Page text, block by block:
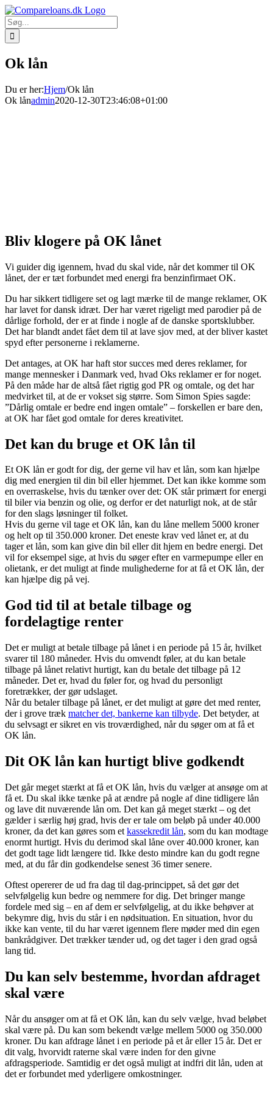
Skip
to
content
Søg
efter:
Ok lån
Du er her:Hjem/Ok lån
Ok lånadmin2020-12-30T23:46:08+01:00
Bliv klogere på OK lånet
Vi guider dig igennem, hvad du skal vide, når det kommer til OK
lånet, der er tæt forbundet med energi fra benzinfirmaet OK.
Du har sikkert tidligere set og lagt mærke til de mange reklamer, OK
har lavet for dansk idræt. Der har været rigeligt med parodier på de
dårlige forhold, der er at finde i nogle af de danske sportsklubber.
Det har blandt andet fået dem til at lave sjov med, at der bliver kastet
spyd efter personerne i reklamerne.
Det antages, at OK har haft stor succes med deres reklamer, for
mange mennesker i Danmark ved, hvad Oks reklamer er for noget.
På den måde har de altså fået rigtig god PR og omtale, og det har
medvirket til, at de er vokset sig større. Som Simon Spies sagde:
”Dårlig omtale er bedre end ingen omtale” – forskellen er bare den,
at OK har fået god omtale for deres kreativitet.
Det kan du bruge et OK lån til
Et OK lån er godt for dig, der gerne vil hav et lån, som kan hjælpe
dig med energien til din bil eller hjemmet. Det kan ikke komme som
en overraskelse, hvis du tænker over det: OK står primært for energi
til biler via benzin og olie, og derfor er det naturligt nok, at de står
for den slags løsninger til folket.
Hvis du gerne vil tage et OK lån, kan du låne mellem 5000 kroner
og helt op til 350.000 kroner. Det eneste krav ved lånet er, at du
tager et lån, som kan give din bil eller dit hjem en bedre energi. Det
vil for eksempel sige, at hvis du søger efter en varmepumpe eller en
olietank, er det muligt at finde mulighederne for at få et OK lån, der
kan hjælpe dig på vej.
God tid til at betale tilbage og
fordelagtige renter
Det er muligt at betale tilbage på lånet i en periode på 15 år, hvilket
svarer til 180 måneder. Hvis du omvendt føler, at du kan betale
tilbage på lånet relativt hurtigt, kan du betale det tilbage på 12
måneder. Det er, hvad du føler for, og hvad du personligt
foretrækker, der gør udslaget.
Når du betaler tilbage på lånet, er det muligt at gøre det med renter,
der i grove træk matcher det, bankerne kan tilbyde. Det betyder, at
du selvsagt er sikret en vis troværdighed, når du søger om at få et
OK lån.
Dit OK lån kan hurtigt blive godkendt
Det går meget stærkt at få et OK lån, hvis du vælger at ansøge om at
få et. Du skal ikke tænke på at ændre på nogle af dine tidligere lån
og lave dit nuværende lån om. Det kan gå meget stærkt – og det
gælder i særlig høj grad, hvis der er tale om beløb på under 40.000
kroner, da det kan gøres som et kassekredit lån, som du kan modtage
enormt hurtigt. Hvis du derimod skal låne over 40.000 kroner, kan
det godt tage lidt længere tid. Ikke desto mindre kan du godt regne
med, at du får din godkendelse senest 36 timer senere.
Oftest opererer de ud fra dag til dag-princippet, så det gør det
selvfølgelig kun bedre og nemmere for dig. Det bringer mange
fordele med sig – en af dem er selvfølgelig, at du ikke behøver at
bekymre dig, hvis du står i en nødsituation. En situation, hvor du
ikke kan vente, til du har været igennem flere møder med din egen
bankrådgiver. Det trækker tænder ud, og det tager i den grad også
lang tid.
Du kan selv bestemme, hvordan afdraget
skal være
Når du ansøger om at få et OK lån, kan du selv vælge, hvad beløbet
skal være på. Du kan som bekendt vælge mellem 5000 og 350.000
kroner. Du kan afdrage lånet i en periode på et år eller 15 år. Det er
dit valg, hvorvidt raterne skal være inden for den givne
afdragsperiode. Samtidig er det også muligt at indfri dit lån, uden at
det er forbundet med yderligere omkostninger.